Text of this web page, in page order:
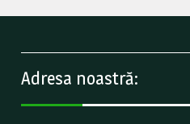
Adresa noastră: